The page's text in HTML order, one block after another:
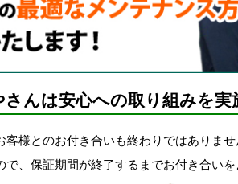
さんは安心への取り組みを実
様とのお付き合いも終わりではありませ
で、保証期間が終了するまでお付き合いを